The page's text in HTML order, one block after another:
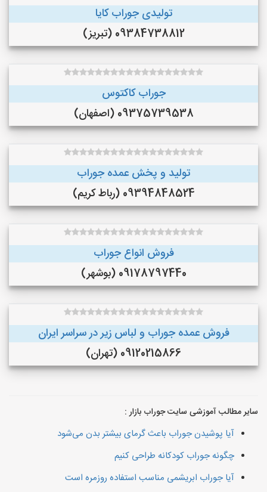
تولیدی جوراب کایا
09384738812 (تبریز)
جوراب کاکتوس
09375739538 (اصفهان)
تولید و پخش عمده جوراب
09394848524 (رباط کریم)
فروش انواع جوراب
09178797440 (بوشهر)
فروش عمده جوراب و لباس زیر در سراسر ایران
09120215866 (تهران)
سایر مطالب آموزشی سایت جوراب بازار :
آیا پوشیدن جوراب باعث گرمای بیشتر بدن می‌شود
چگونه جوراب کودکانه طراحی کنیم
آیا جوراب ابریشمی مناسب استفاده روزمره است